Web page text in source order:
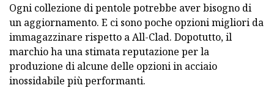
Ogni collezione di pentole potrebbe aver bisogno di
un aggiornamento. E ci sono poche opzioni migliori da
immagazzinare rispetto a All-Clad. Dopotutto, il
marchio ha una stimata reputazione per la
produzione di alcune delle opzioni in acciaio
inossidabile più performanti.